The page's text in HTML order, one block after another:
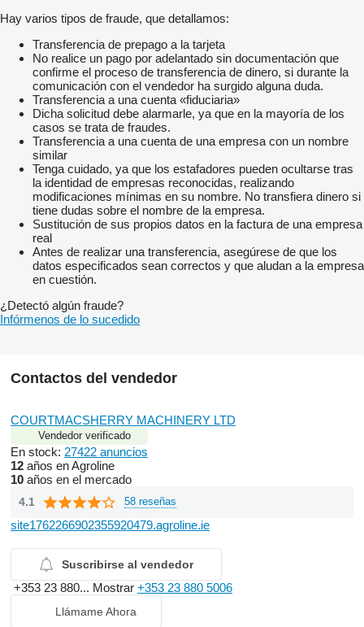
Hay varios tipos de fraude, que detallamos:
Transferencia de prepago a la tarjeta
No realice un pago por adelantado sin documentación que
confirme el proceso de transferencia de dinero, si durante la
comunicación con el vendedor ha surgido alguna duda.
Transferencia a una cuenta «fiduciaria»
Dicha solicitud debe alarmarle, ya que en la mayoría de los
casos se trata de fraudes.
Transferencia a una cuenta de una empresa con un nombre
similar
Tenga cuidado, ya que los estafadores pueden ocultarse tras
la identidad de empresas reconocidas, realizando
modificaciones mínimas en su nombre. No transfiera dinero si
tiene dudas sobre el nombre de la empresa.
Sustitución de sus propios datos en la factura de una empresa
real
Antes de realizar una transferencia, asegúrese de que los
datos especificados sean correctos y que aludan a la empresa
en cuestión.
¿Detectó algún fraude?
Infórmenos de lo sucedido
Contactos del vendedor
COURTMACSHERRY MACHINERY LTD
Vendedor verificado
En stock: 27422 anuncios
12 años en Agroline
10 años en el mercado
4.1 58 reseñas
site1762266902355920479.agroline.ie
Suscribirse al vendedor
+353 23 880... Mostrar +353 23 880 5006
Llámame Ahora